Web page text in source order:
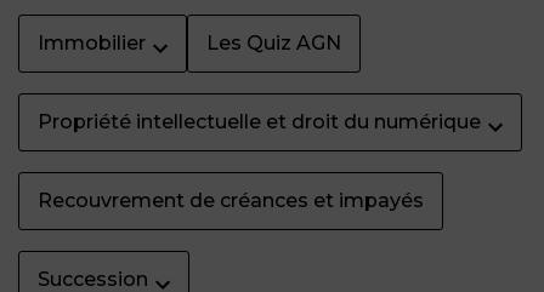
Immobilier Les Quiz AGN
Propriété intellectuelle et droit du numérique
Recouvrement de créances et impayés
Succession